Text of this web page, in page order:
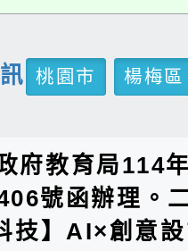
桃園市
楊梅區
府教育局114
號函辦理。
技】AI×創意